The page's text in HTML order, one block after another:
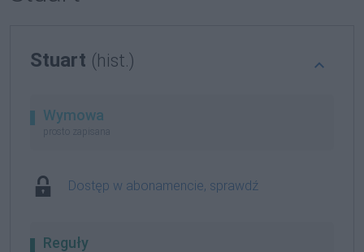
Stuart (hist.)
Wymowa
prosto zapisana
Dostęp w abonamencie, sprawdź
Reguły